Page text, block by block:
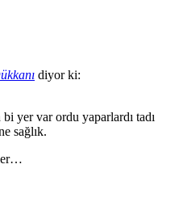
diyor ki:
yer var ordu yaparlardı tadı
sağlık.